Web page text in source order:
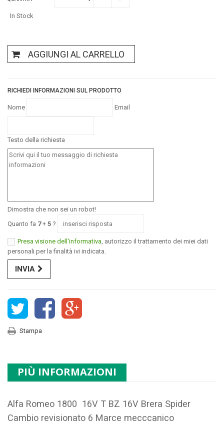
In Stock
AGGIUNGI AL CARRELLO
RICHIEDI INFORMAZIONI SUL PRODOTTO
Nome Email
Testo della richiesta
Dimostra che non sei un robot!
Quanto fa 7+ 5 ?
Presa visione dell'informativa , autorizzo il trattamento dei miei dati
personali per la finalità ivi indicata.
INVIA
Stampa
PIÙ INFORMAZIONI
Alfa Romeo 1800 16V T BZ 16V Brera Spider
Cambio revisionato 6 Marce mecccanico